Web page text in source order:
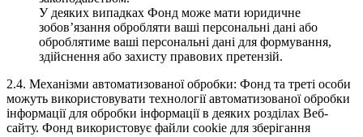
У деяких випадках Фонд може мати юридичне
зобов’язання обробляти ваші персональні дані або
оброблятиме ваші персональні дані для формування,
здійснення або захисту правових претензій.
2.4. Механізми автоматизованої обробки: Фонд та треті особи
можуть використовувати технології автоматизованої обробки
інформації для обробки інформації в деяких розділах Веб-
сайту. Фонд використовує файли cookie для зберігання